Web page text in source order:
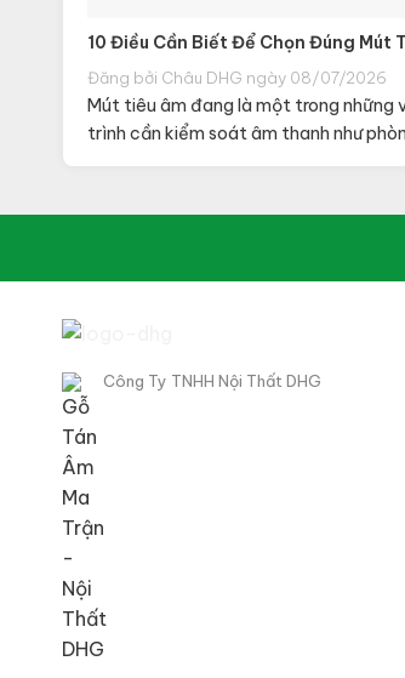
10 Điều Cần Biết Để Chọn Đúng Mút
Đăng bởi Châu DHG ngày 08/07/2026
Mút tiêu âm đang là một trong những
trình cần kiểm soát âm thanh như
Công Ty TNHH Nội Thất DHG